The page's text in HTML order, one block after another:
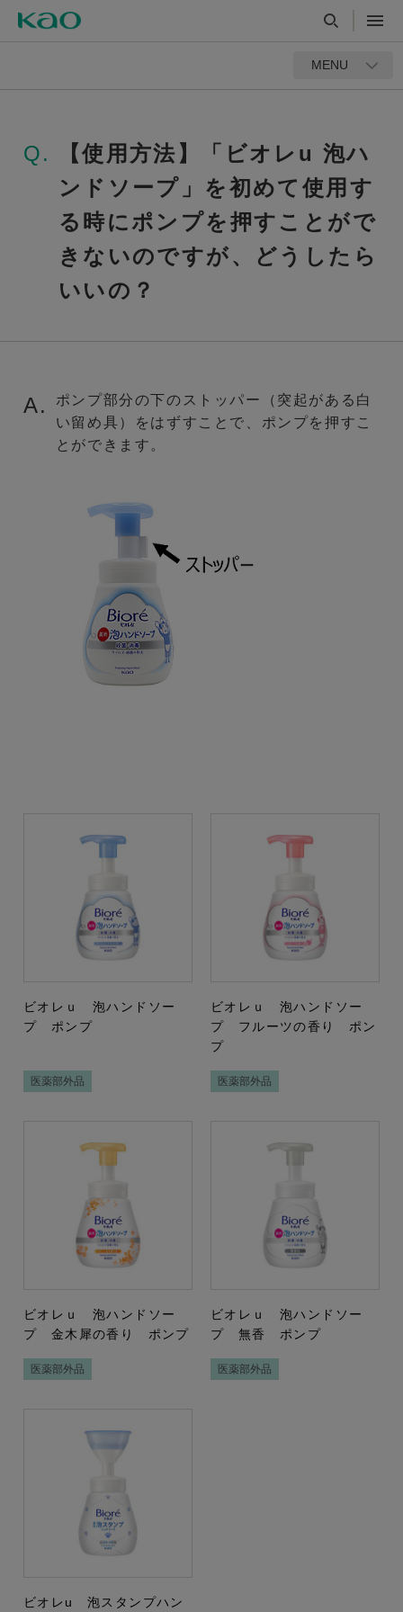
MENU
Q.
【使用方法】「ビオレu 泡ハ
ンドソープ」を初めて使用す
る時にポンプを押すことがで
きないのですが、どうしたら
いいの？
A.
ポンプ部分の下のストッパー（突起がある白
い留め具）をはずすことで、ポンプを押すこ
とができます。
ビオレｕ 泡ハンドソー
プ ポンプ
医薬部外品
ビオレｕ 泡ハンドソー
プ フルーツの香り ポン
プ
医薬部外品
ビオレｕ 泡ハンドソー
プ 金木犀の香り ポンプ
医薬部外品
ビオレｕ 泡ハンドソー
プ 無香 ポンプ
医薬部外品
ビオレu 泡スタンプハン